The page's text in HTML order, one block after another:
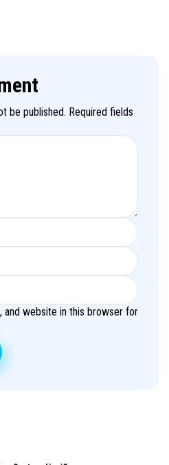
be published. Required fields
and website in this browser for